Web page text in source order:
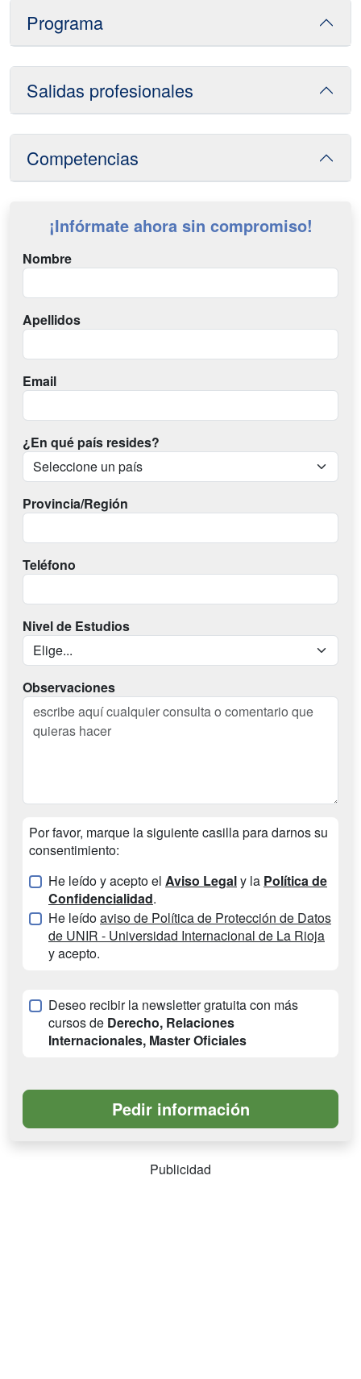
Programa
Salidas profesionales
Competencias
¡Infórmate ahora sin compromiso!
Nombre
Apellidos
Email
¿En qué país resides?
Provincia/Región
Teléfono
Nivel de Estudios
Observaciones
Por favor, marque la siguiente casilla para darnos su
consentimiento:
He leído y acepto el Aviso Legaly la Política de
Confidencialidad.
He leídoaviso de Política de Protección de Datos
de UNIR - Universidad Internacional de La Rioja
y acepto.
Deseo recibir la newsletter gratuita con más
cursos de Derecho, Relaciones
Internacionales, Master Oficiales
Publicidad